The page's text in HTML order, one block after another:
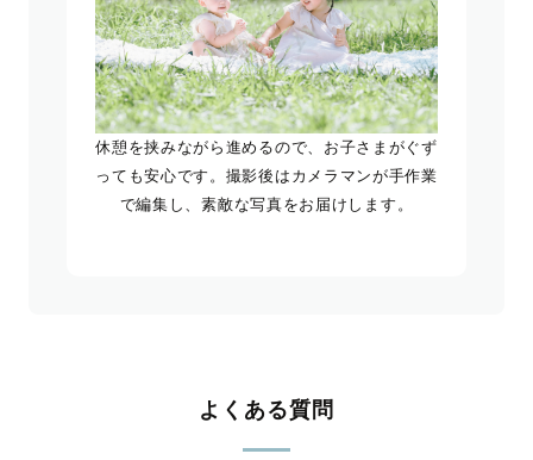
休憩を挟みながら進めるので、お子さまがぐず
っても安心です。撮影後はカメラマンが手作業
で編集し、素敵な写真をお届けします。
よくある質問